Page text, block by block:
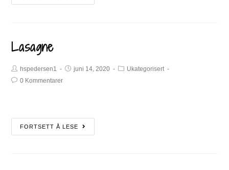
Lasagne
hspedersen1 juni 14, 2020
Ukategorisert
0 Kommentarer
FORTSETT Å LESE